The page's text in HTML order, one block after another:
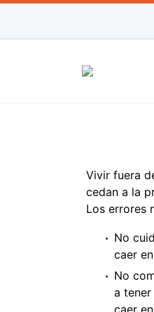
Vivir fuera
cedan a la
Los errores
No
caer
No
a